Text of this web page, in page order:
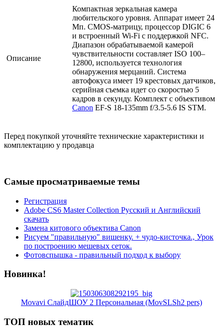
Описание
Компактная зеркальная камера
любительского уровня. Аппарат имеет 24
Мп. CMOS-матрицу, процессор DIGIC 6
и встроенный Wi-Fi с поддержкой NFC.
Диапазон обрабатываемой камерой
чувствительности составляет ISO 100–
12800, используется технология
обнаружения мерцаний. Система
автофокуса имеет 19 крестовых датчиков,
серийная съемка идет со скоростью 5
кадров в секунду. Комплект с объективом
Canon EF-S 18-135mm f/3.5-5.6 IS STM.
Перед покупкой уточняйте технические характеристики и
комплектацию у продавца
Самые просматриваемые темы
Регистрация
Adobe CS6 Master Collection Русский и Английский
скачать
Замена китового объектива Canon
Рисуем "правильную" вишенку. + чудо-кисточка., Урок
по построению мешевых сеток.
Фотовспышка - правильный подход к выбору
Новинка!
Movavi СлайдШОУ 2 Персональная (MovSLSh2 pers)
ТОП новых тематик